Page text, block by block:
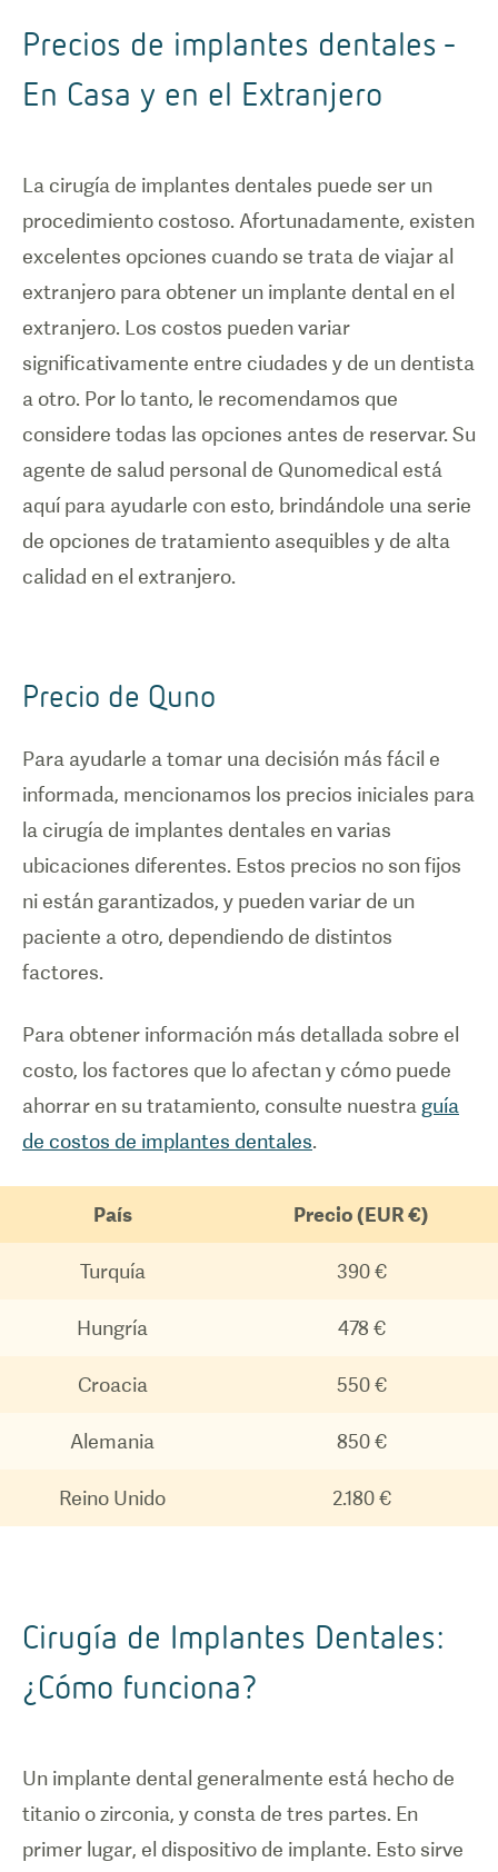
Precios de implantes dentales -
En Casa y en el Extranjero
La cirugía de implantes dentales puede ser un
procedimiento costoso. Afortunadamente, existen
excelentes opciones cuando se trata de viajar al
extranjero para obtener un implante dental en el
extranjero. Los costos pueden variar
significativamente entre ciudades y de un dentista
a otro. Por lo tanto, le recomendamos que
considere todas las opciones antes de reservar. Su
agente de salud personal de Qunomedical está
aquí para ayudarle con esto, brindándole una serie
de opciones de tratamiento asequibles y de alta
calidad en el extranjero.
Precio de Quno
Para ayudarle a tomar una decisión más fácil e
informada, mencionamos los precios iniciales para
la cirugía de implantes dentales en varias
ubicaciones diferentes. Estos precios no son fijos
ni están garantizados, y pueden variar de un
paciente a otro, dependiendo de distintos
factores.
Para obtener información más detallada sobre el
costo, los factores que lo afectan y cómo puede
ahorrar en su tratamiento, consulte nuestra guía
de costos de implantes dentales.
País Precio (EUR €)
Turquía 390 €
Hungría 478 €
Croacia 550 €
Alemania 850 €
Reino Unido 2.180 €
Cirugía de Implantes Dentales:
¿Cómo funciona?
Un implante dental generalmente está hecho de
titanio o zirconia, y consta de tres partes. En
primer lugar, el dispositivo de implante. Esto sirve